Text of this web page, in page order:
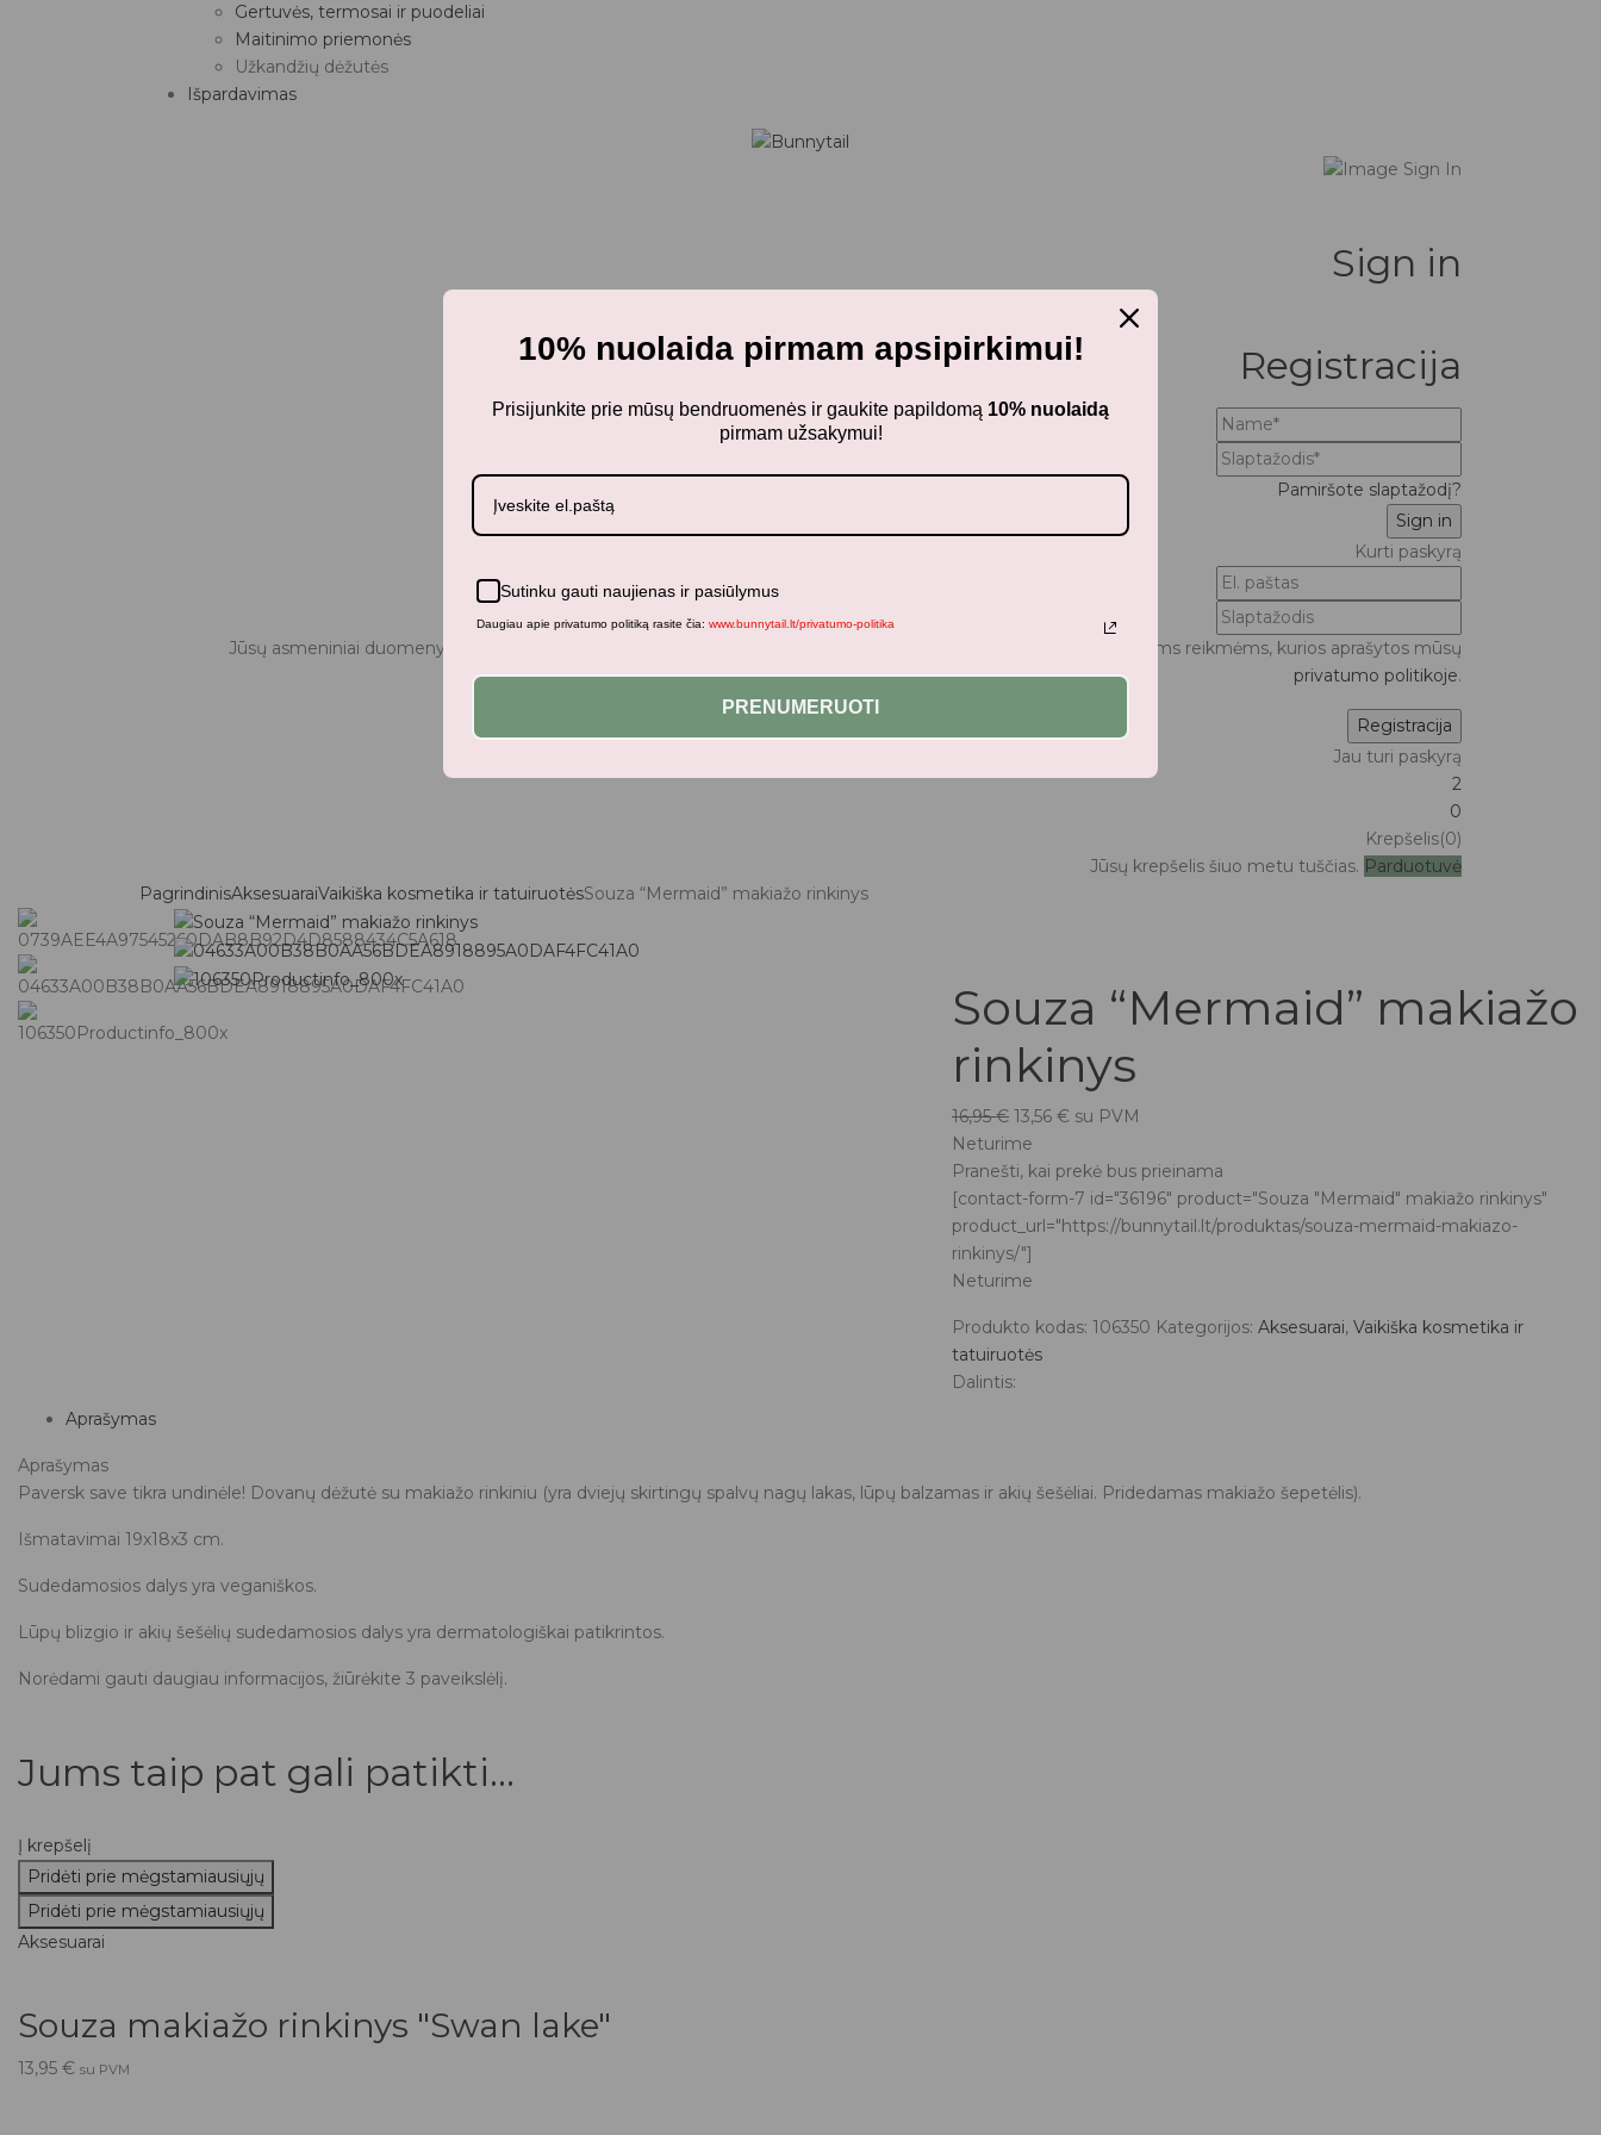
Gertuvės, termosai ir puodeliai
Maitinimo priemonės
Užkandžių dėžutės
Išpardavimas
Sign in
Registracija
Pamiršote slaptažodį?
Kurti paskyrą
Jūsų asmeniniai duomenys bus naudojami patogesniam naršymui šiame tinklalapyje, paskyros valdymui bei kitoms reikmėms, kurios aprašytos mūsų
privatumo politikoje.
Jau turi paskyrą
2
0
Krepšelis(0)
Jūsų krepšelis šiuo metu tuščias. Parduotuvė
PagrindinisAksesuaraiVaikiška kosmetika ir tatuiruotėsSouza “Mermaid” makiažo rinkinys
Souza “Mermaid” makiažo
rinkinys
16,95€ Original
price
was:
16,95 €.
13,56 €Current
is:
13,56 €.
su PVM
Neturime
Pranešti, kai prekė bus prieinama
[contact-form-7 id="36196" product="Souza "Mermaid" makiažo rinkinys"
product_url="https://bunnytail.lt/produktas/souza-mermaid-makiazo-
rinkinys/"]
Neturime
Produkto kodas: 106350 Kategorijos: Aksesuarai, Vaikiška kosmetika ir
tatuiruotės
Dalintis:
Aprašymas
Aprašymas
Paversk save tikra undinėle! Dovanų dėžutė su makiažo rinkiniu (yra dviejų skirtingų spalvų nagų lakas, lūpų balzamas ir akių šešėliai. Pridedamas makiažo šepetėlis).
Išmatavimai 19x18x3 cm.
Sudedamosios dalys yra veganiškos.
Lūpų blizgio ir akių šešėlių sudedamosios dalys yra dermatologiškai patikrintos.
Norėdami gauti daugiau informacijos, žiūrėkite 3 paveikslėlį.
Jums taip pat gali patikti...
Į krepšelį
Pridėti prie mėgstamiausiųjų
Pridėti prie mėgstamiausiųjų
Aksesuarai
Souza makiažo rinkinys "Swan lake"
13,95 € su PVM
10% nuolaida pirmam apsipirkimui!
Prisijunkite prie mūsų bendruomenės ir gaukite papildomą 10% nuolaidą
pirmam užsakymui!
Sutinku gauti naujienas ir pasiūlymus
Daugiau apie privatumo politiką rasite čia: www.bunnytail.lt/privatumo-politika
PRENUMERUOTI